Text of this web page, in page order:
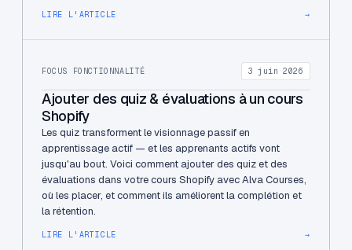
LIRE L'ARTICLE →
FOCUS FONCTIONNALITÉ 3 juin 2026
Ajouter des quiz & évaluations à un cours
Shopify
Les quiz transforment le visionnage passif en
apprentissage actif — et les apprenants actifs vont
jusqu'au bout. Voici comment ajouter des quiz et des
évaluations dans votre cours Shopify avec Alva Courses,
où les placer, et comment ils améliorent la complétion et
la rétention.
LIRE L'ARTICLE →